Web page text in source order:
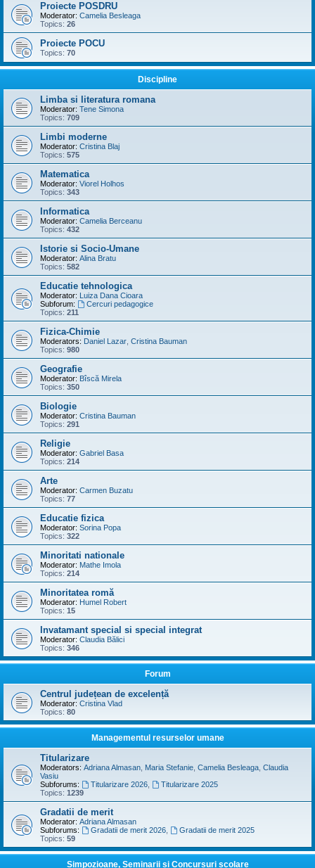
Proiecte POSDRU
Moderator: Camelia Besleaga
Topics: 26
Proiecte POCU
Topics: 70
Discipline
Limba si literatura romana
Moderator: Tene Simona
Topics: 709
Limbi moderne
Moderator: Cristina Blaj
Topics: 575
Matematica
Moderator: Viorel Holhos
Topics: 343
Informatica
Moderator: Camelia Berceanu
Topics: 432
Istorie si Socio-Umane
Moderator: Alina Bratu
Topics: 582
Educatie tehnologica
Moderator: Luiza Dana Cioara
Subforum:
Cercuri pedagogice
Topics: 211
Fizica-Chimie
Moderators: Daniel Lazar Cristina Bauman
Topics: 980
Geografie
Moderator: Bîscă Mirela
Topics: 350
Biologie
Moderator: Cristina Bauman
Topics: 291
Religie
Moderator: Gabriel Basa
Topics: 214
Arte
Moderator: Carmen Buzatu
Topics: 77
Educatie fizica
Moderator: Sorina Popa
Topics: 322
Minoritati nationale
Moderator: Mathe Imola
Topics: 214
Minoritatea romă
Moderator: Humel Robert
Topics: 15
Invatamant special si special integrat
Moderator: Claudia Bălici
Topics: 346
Forum
Centrul județean de excelență
Moderator: Cristina Vlad
Topics: 80
Managementul resurselor umane
Titularizare
Moderators: Adriana Almasan Maria Stefanie Camelia Besleaga Claudia
Vasiu
Subforums:
Titularizare 2026,
Titularizare 2025
Topics: 1239
Gradatii de merit
Moderator: Adriana Almasan
Subforums:
Gradatii de merit 2026,
Gradatii de merit 2025
Topics: 59
Simpozioane, Seminarii si Concursuri scolare